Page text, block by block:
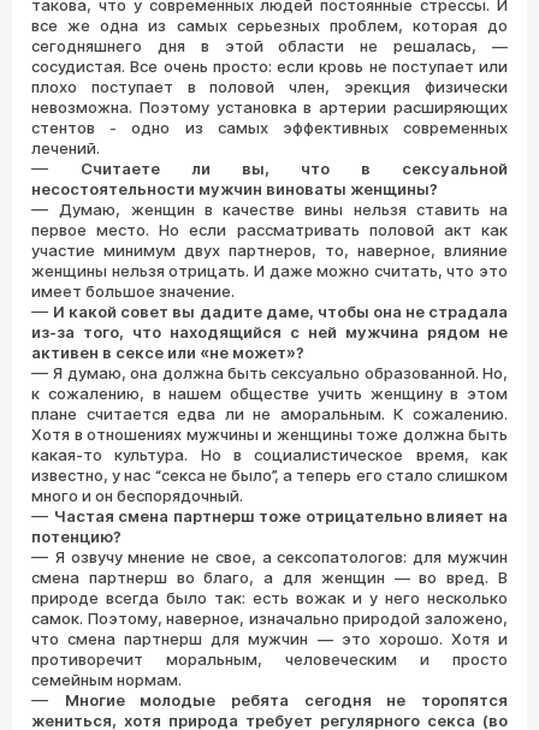
такова, что у современных людей постоянные стрессы. И
все же одна из самых серьезных проблем, которая до
сегодняшнего дня в этой области не решалась, —
сосудистая. Все очень просто: если кровь не поступает или
плохо поступает в половой член, эрекция физически
невозможна. Поэтому установка в артерии расширяющих
стентов - одно из самых эффективных современных
лечений.
— Считаете ли вы, что в сексуальной
несостоятельности мужчин виноваты женщины?
— Думаю, женщин в качестве вины нельзя ставить на
первое место. Но если рассматривать половой акт как
участие минимум двух партнеров, то, наверное, влияние
женщины нельзя отрицать. И даже можно считать, что это
имеет большое значение.
— И какой совет вы дадите даме, чтобы она не страдала
из-за того, что находящийся с ней мужчина рядом не
активен в сексе или «не может»?
—Я думаю, она должна быть сексуально образованной. Но,
к сожалению, в нашем обществе учить женщину в этом
плане считается едва ли не аморальным. К сожалению.
Хотя в отношениях мужчины и женщины тоже должна быть
какая-то культура. Но в социалистическое время, как
известно, у нас “секса не было”, а теперь его стало слишком
много и он беспорядочный.
— Частая смена партнерш тоже отрицательно влияет на
потенцию?
— Я озвучу мнение не свое, а сексопатологов: для мужчин
смена партнерш во благо, а для женщин — во вред. В
природе всегда было так: есть вожак и у него несколько
самок. Поэтому, наверное, изначально природой заложено,
что смена партнерш для мужчин — это хорошо. Хотя и
противоречит моральным, человеческим и просто
семейным нормам.
—
Многие молодые ребята сегодня не торопятся
жениться, хотя природа требует регулярного секса (во